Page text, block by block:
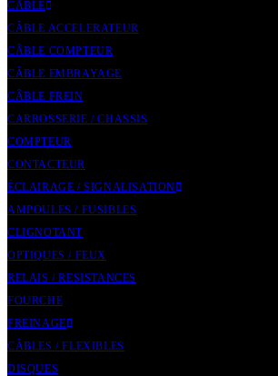
CÂBLE
CÂBLE ACCELERATEUR
CÂBLE COMPTEUR
CÂBLE EMBRAYAGE
CÂBLE FREIN
CARROSSERIE / CHASSIS
COMPTEUR
CONTACTEUR
ÉCLAIRAGE / SIGNALISATION
AMPOULES / FUSIBLES
CLIGNOTANT
OPTIQUES / FEUX
RELAIS / RESISTANCES
FOURCHE
FREINAGE
CÂBLES / FLEXIBLES
DISQUES